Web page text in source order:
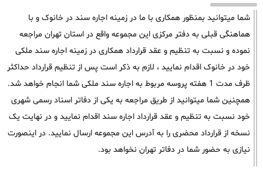
شما میتوانید بمنظور همکاری با ما در زمینه اجاره سند در خانوک و با
هماهنگی قبلی به دفتر مرکزی این مجموعه واقع در استان تهران مراجعه
نموده و نسبت به تنظیم و عقد قرارداد همکاری در زمینه اجاره سند ملکی
خود در خانوک اقدام نمایید ، لازم به ذکر است پس از تنظیم قرارداد حداکثر
ظرف مدت 1 هفته پروسه مربوط به اجاره سند ملکی شما انجام خواهد شد.
همچنین شما میتوانید از طریق مراجعه به یکی از دفاتر اسناد رسمی شهری
خود نسبت به تنظیم و عقد قرارداد اجاره سند اقدام نمایید و در نهایت یک
نسخه از قرارداد محضری را به آدرس این مجموعه ارسال نمایید. در اینصورت
نیازی به حضور شما در دفاتر تهران نخواهد بود.